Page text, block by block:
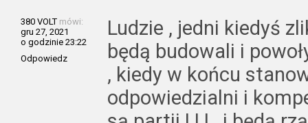
380 VOLT mówi:
gru 27, 2021
o godzinie 23:22
Odpowiedz
Ludzie , jedni kiedyś
będą budowali i
, kiedy w końcu
odpowiedzialni i